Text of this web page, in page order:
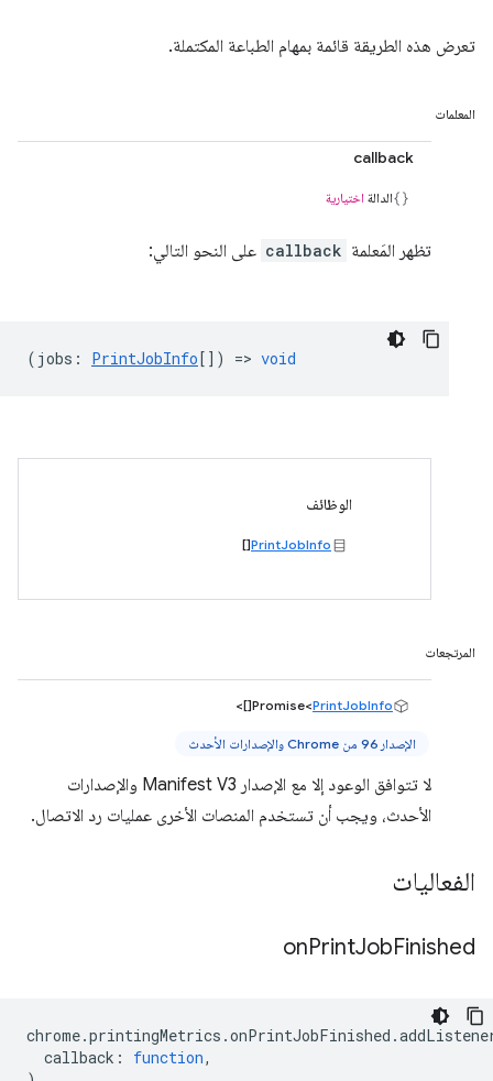
تعرض هذه الطريقة قائمة بمهام الطباعة المكتملة.
المعلمات
callback
الدالة اختيارية
تظهر المَعلمة callback على النحو التالي:
( jobs : PrintJobInfo[]) => void
الوظائف
PrintJobInfo
[]
المرتجعات
Promise<PrintJobInfo
[]>
الإصدار 96 من Chrome والإصدارات الأحدث
لا تتوافق الوعود إلا مع الإصدار Manifest V3 والإصدارات
الأحدث، ويجب أن تستخدم المنصات الأخرى عمليات رد الاتصال.
الفعاليات
onPrintJobFinished
chrome.printingMetrics .onPrintJobFinished .
callback : function,